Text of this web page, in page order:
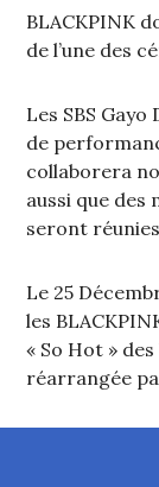
BLACKPINK
de l’une des
Les SBS
de
collaborera
aussi que des
seront
Le 25
les
« So Hot »
réarrangée